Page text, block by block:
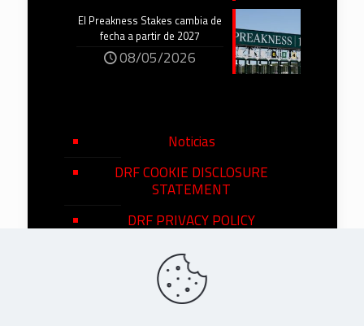
El Preakness Stakes cambia de
fecha a partir de 2027
08/05/2026
Noticias
DRF COOKIE DISCLOSURE
STATEMENT
DRF PRIVACY POLICY